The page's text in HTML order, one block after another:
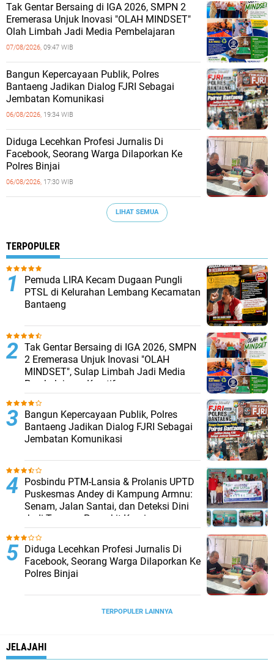
Tak Gentar Bersaing di IGA 2026, SMPN 2
Eremerasa Unjuk Inovasi "OLAH MINDSET"
Olah Limbah Jadi Media Pembelajaran
07/08/2026, 09:47 WIB
Bangun Kepercayaan Publik, Polres
Bantaeng Jadikan Dialog FJRI Sebagai
Jembatan Komunikasi
06/08/2026, 19:34 WIB
Diduga Lecehkan Profesi Jurnalis Di
Facebook, Seorang Warga Dilaporkan Ke
Polres Binjai
06/08/2026, 17:30 WIB
LIHAT SEMUA
TERPOPULER
Pemuda LIRA Kecam Dugaan Pungli
PTSL di Kelurahan Lembang Kecamatan
Bantaeng
Tak Gentar Bersaing di IGA 2026, SMPN
2 Eremerasa Unjuk Inovasi "OLAH
MINDSET", Sulap Limbah Jadi Media
Pembelajaran Kreatif
Bangun Kepercayaan Publik, Polres
Bantaeng Jadikan Dialog FJRI Sebagai
Jembatan Komunikasi
Posbindu PTM-Lansia & Prolanis UPTD
Puskesmas Andey di Kampung Armnu:
Senam, Jalan Santai, dan Deteksi Dini
Jadi Tameng Penyakit Kronis
Diduga Lecehkan Profesi Jurnalis Di
Facebook, Seorang Warga Dilaporkan Ke
Polres Binjai
TERPOPULER LAINNYA
JELAJAHI